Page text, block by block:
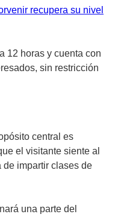
recupera su nivel
12 horas y cuenta con
sin restricción
central es
el visitante siente al
impartir clases de
una parte del